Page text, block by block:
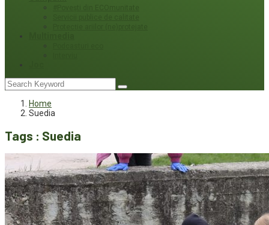
Home
Suedia
Tags : Suedia